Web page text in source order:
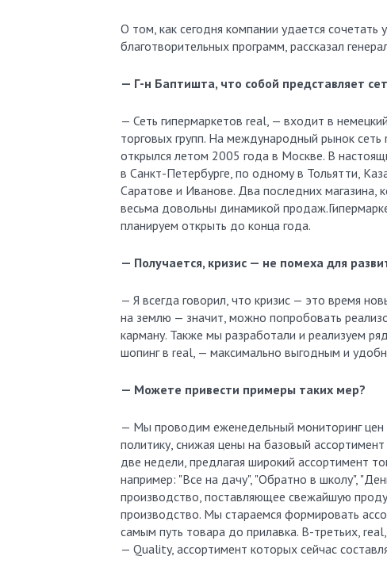
О том, как сегодня компании удается сочетать
благотворительных программ, рассказал
— Г-н Баптишта, что собой представляет
— Сеть гипермаркетов real, — входит в
торговых групп. На международный рынок
открылся летом 2005 года в Москве. В
в Санкт-Петербурге, по одному в Тольятти,
Саратове и Иванове. Два последних магазина,
весьма довольны динамикой
планируем открыть до конца года.
— Получается, кризис — не помеха для
— Я всегда говорил, что кризис — это время
на землю — значит, можно попробовать
карману. Также мы разработали и реализуем
шопинг в real, — максимально выгодным и
— Можете привести примеры таких мер?
— Мы проводим еженедельный мониторинг цен
политику, снижая цены на базовый
две недели, предлагая широкий ассортимент
например: "Все на дачу", "Обратно в школу",
производство, поставляющее свежайшую
производство. Мы стараемся формировать
самым путь товара до прилавка. В-третьих,
— Quality, ассортимент которых сейчас